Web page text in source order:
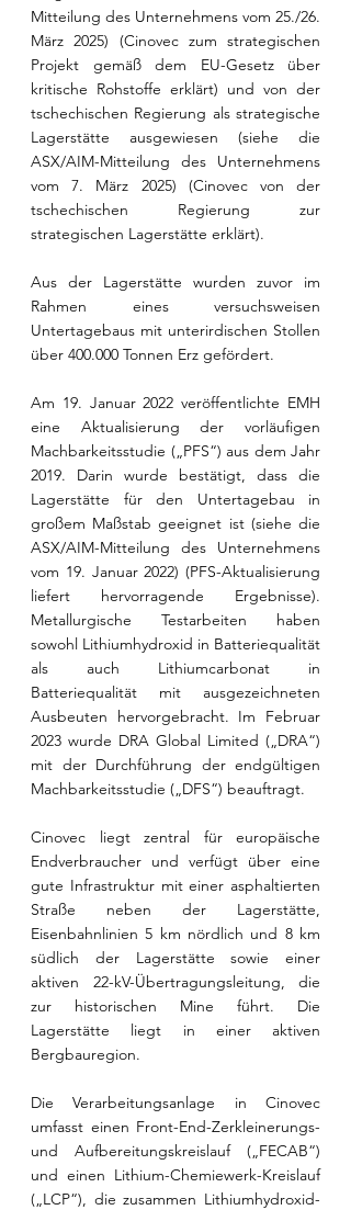
Mitteilung des Unternehmens vom 25./26.
März 2025) (Cinovec zum strategischen
Projekt gemäß dem EU-Gesetz über
kritische Rohstoffe erklärt) und von der
tschechischen Regierung als strategische
Lagerstätte ausgewiesen (siehe die
ASX/AIM-Mitteilung des Unternehmens
vom 7. März 2025) (Cinovec von der
tschechischen Regierung zur
strategischen Lagerstätte erklärt).
Aus der Lagerstätte wurden zuvor im
Rahmen eines versuchsweisen
Untertagebaus mit unterirdischen Stollen
über 400.000 Tonnen Erz gefördert.
Am 19. Januar 2022 veröffentlichte EMH
eine Aktualisierung der vorläufigen
Machbarkeitsstudie („PFS“) aus dem Jahr
2019. Darin wurde bestätigt, dass die
Lagerstätte für den Untertagebau in
großem Maßstab geeignet ist (siehe die
ASX/AIM-Mitteilung des Unternehmens
vom 19. Januar 2022) (PFS-Aktualisierung
liefert hervorragende Ergebnisse).
Metallurgische Testarbeiten haben
sowohl Lithiumhydroxid in Batteriequalität
als auch Lithiumcarbonat in
Batteriequalität mit ausgezeichneten
Ausbeuten hervorgebracht. Im Februar
2023 wurde DRA Global Limited („DRA“)
mit der Durchführung der endgültigen
Machbarkeitsstudie („DFS“) beauftragt.
Cinovec liegt zentral für europäische
Endverbraucher und verfügt über eine
gute Infrastruktur mit einer asphaltierten
Straße neben der Lagerstätte,
Eisenbahnlinien 5 km nördlich und 8 km
südlich der Lagerstätte sowie einer
aktiven 22-kV-Übertragungsleitung, die
zur historischen Mine führt. Die
Lagerstätte liegt in einer aktiven
Bergbauregion.
Die Verarbeitungsanlage in Cinovec
umfasst einen Front-End-Zerkleinerungs-
und Aufbereitungskreislauf („FECAB“)
und einen Lithium-Chemiewerk-Kreislauf
(„LCP“), die zusammen Lithiumhydroxid-